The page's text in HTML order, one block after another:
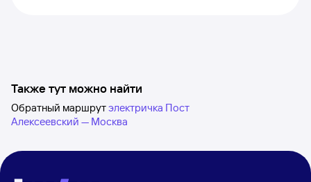
Также тут можно найти
Обратный маршрутэлектричка Пост
Алексеевский — Москва